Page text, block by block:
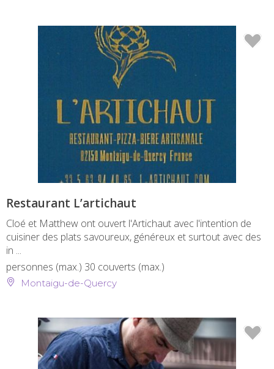
Restaurant L’artichaut
Cloé et Matthew ont ouvert l'Artichaut avec l'intention de
cuisiner des plats savoureux, généreux et surtout avec des
in ...
personnes (max.) 30 couverts (max.)
Montaigu-de-Quercy